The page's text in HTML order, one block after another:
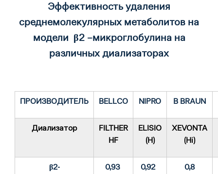
Эффективность удаления
среднемолекулярных метаболитов на
модели β2–микроглобулина на
различных диализаторах
ПРОИЗВОДИТЕЛЬ BELLCO NIPRO B BRAUN
Диализатор
FILTHER
HF
ELISIO
(H)
XEVONTA
(Hi)
β2-
0,93 0,92 0,8